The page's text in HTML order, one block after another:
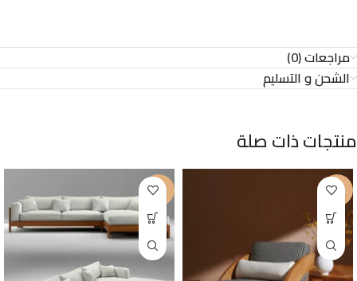
مراجعات (0)
الشحن و التسليم
منتجات ذات صلة
-27%
-9%